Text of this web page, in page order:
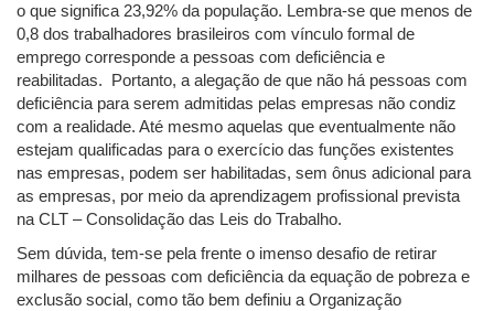
o que significa 23,92% da população. Lembra-se que menos de
0,8 dos trabalhadores brasileiros com vínculo formal de
emprego corresponde a pessoas com deficiência e
reabilitadas. Portanto, a alegação de que não há pessoas com
deficiência para serem admitidas pelas empresas não condiz
com a realidade. Até mesmo aquelas que eventualmente não
estejam qualificadas para o exercício das funções existentes
nas empresas, podem ser habilitadas, sem ônus adicional para
as empresas, por meio da aprendizagem profissional prevista
na CLT – Consolidação das Leis do Trabalho.
Sem dúvida, tem-se pela frente o imenso desafio de retirar
milhares de pessoas com deficiência da equação de pobreza e
exclusão social, como tão bem definiu a Organização